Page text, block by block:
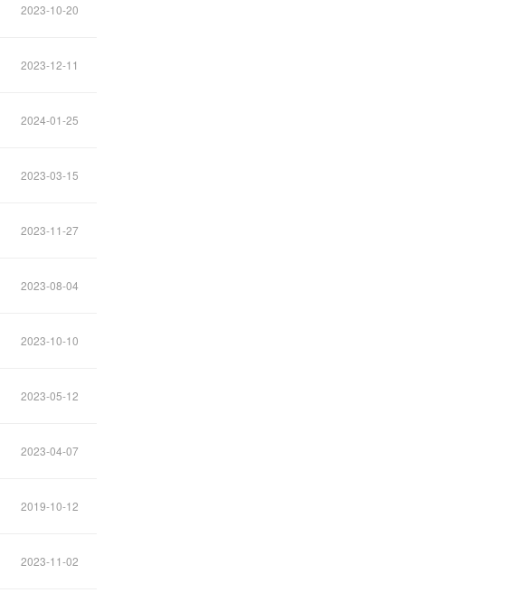
2023-10-20
2023-12-11
2024-01-25
2023-03-15
2023-11-27
2023-08-04
2023-10-10
2023-05-12
2023-04-07
2019-10-12
2023-11-02